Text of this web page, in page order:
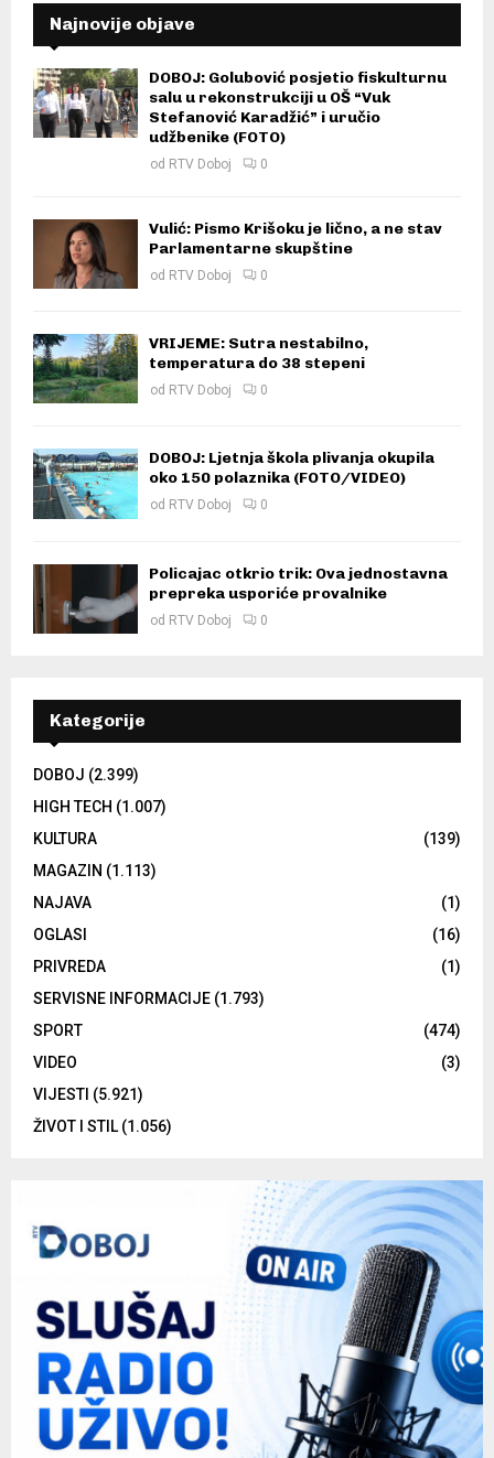
Najnovije objave
DOBOJ: Golubović posjetio fiskulturnu
salu u rekonstrukciji u OŠ “Vuk
Stefanović Karadžić” i uručio
udžbenike (FOTO)
od RTV Doboj 0
Vulić: Pismo Krišoku je lično, a ne stav
Parlamentarne skupštine
od RTV Doboj 0
VRIJEME: Sutra nestabilno,
temperatura do 38 stepeni
od RTV Doboj 0
DOBOJ: Ljetnja škola plivanja okupila
oko 150 polaznika (FOTO/VIDEO)
od RTV Doboj 0
Policajac otkrio trik: Ova jednostavna
prepreka usporiće provalnike
od RTV Doboj 0
Kategorije
DOBOJ (2.399)
HIGH TECH (1.007)
KULTURA
(139)
MAGAZIN (1.113)
NAJAVA
(1)
OGLASI
(16)
PRIVREDA
(1)
SERVISNE INFORMACIJE (1.793)
SPORT
(474)
VIDEO
(3)
VIJESTI (5.921)
ŽIVOT I STIL (1.056)